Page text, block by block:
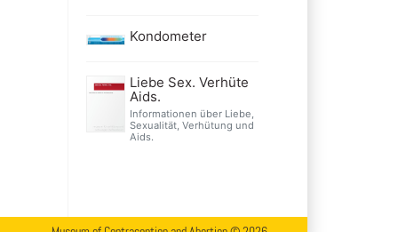
Kondometer
Liebe Sex. Verhüte
Aids.
Informationen über Liebe,
Sexualität, Verhütung und
Aids.